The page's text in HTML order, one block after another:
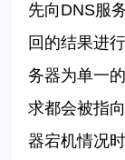
先向 DNS服
回的结果进
务器为单一
求都会被指
器宕机情况